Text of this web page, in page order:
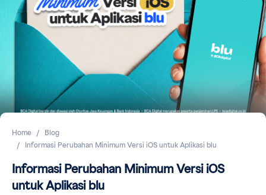
Home
Blog
Informasi Perubahan Minimum Versi iOS untuk Aplikasi blu
Informasi Perubahan Minimum Versi iOS
untuk Aplikasi blu